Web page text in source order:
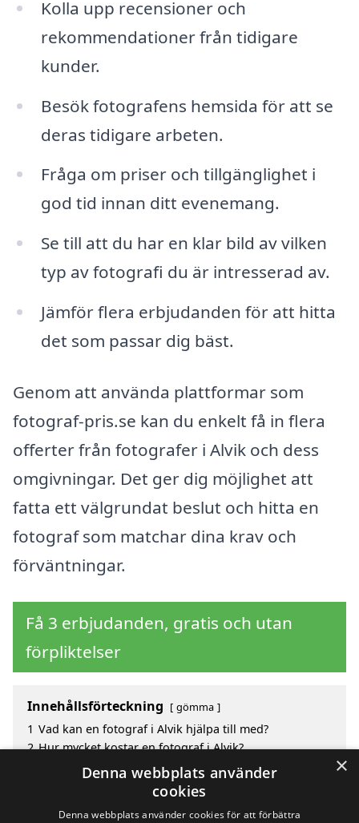
Kolla upp recensioner och
rekommendationer från tidigare
kunder.
Besök fotografens hemsida för att se
deras tidigare arbeten.
Fråga om priser och tillgänglighet i
god tid innan ditt evenemang.
Se till att du har en klar bild av vilken
typ av fotografi du är intresserad av.
Jämför flera erbjudanden för att hitta
det som passar dig bäst.
Genom att använda plattformar som
fotograf-pris.se kan du enkelt få in flera
offerter från fotografer i Alvik och dess
omgivningar. Det ger dig möjlighet att
fatta ett välgrundat beslut och hitta en
fotograf som matchar dina krav och
förväntningar.
Få 3 erbjudanden, gratis och utan
förpliktelser
Innehållsförteckning gömma
1 Vad kan en fotograf i Alvik hjälpa till med?
2 Hur mycket kostar en fotograf i Alvik?
Fördelar med att välja fotograf i Alvik
Sök efter en skicklig fotograf i de omgivande
×
Denna webbplats använder
cookies
Denna webbplats använder cookies för att förbättra